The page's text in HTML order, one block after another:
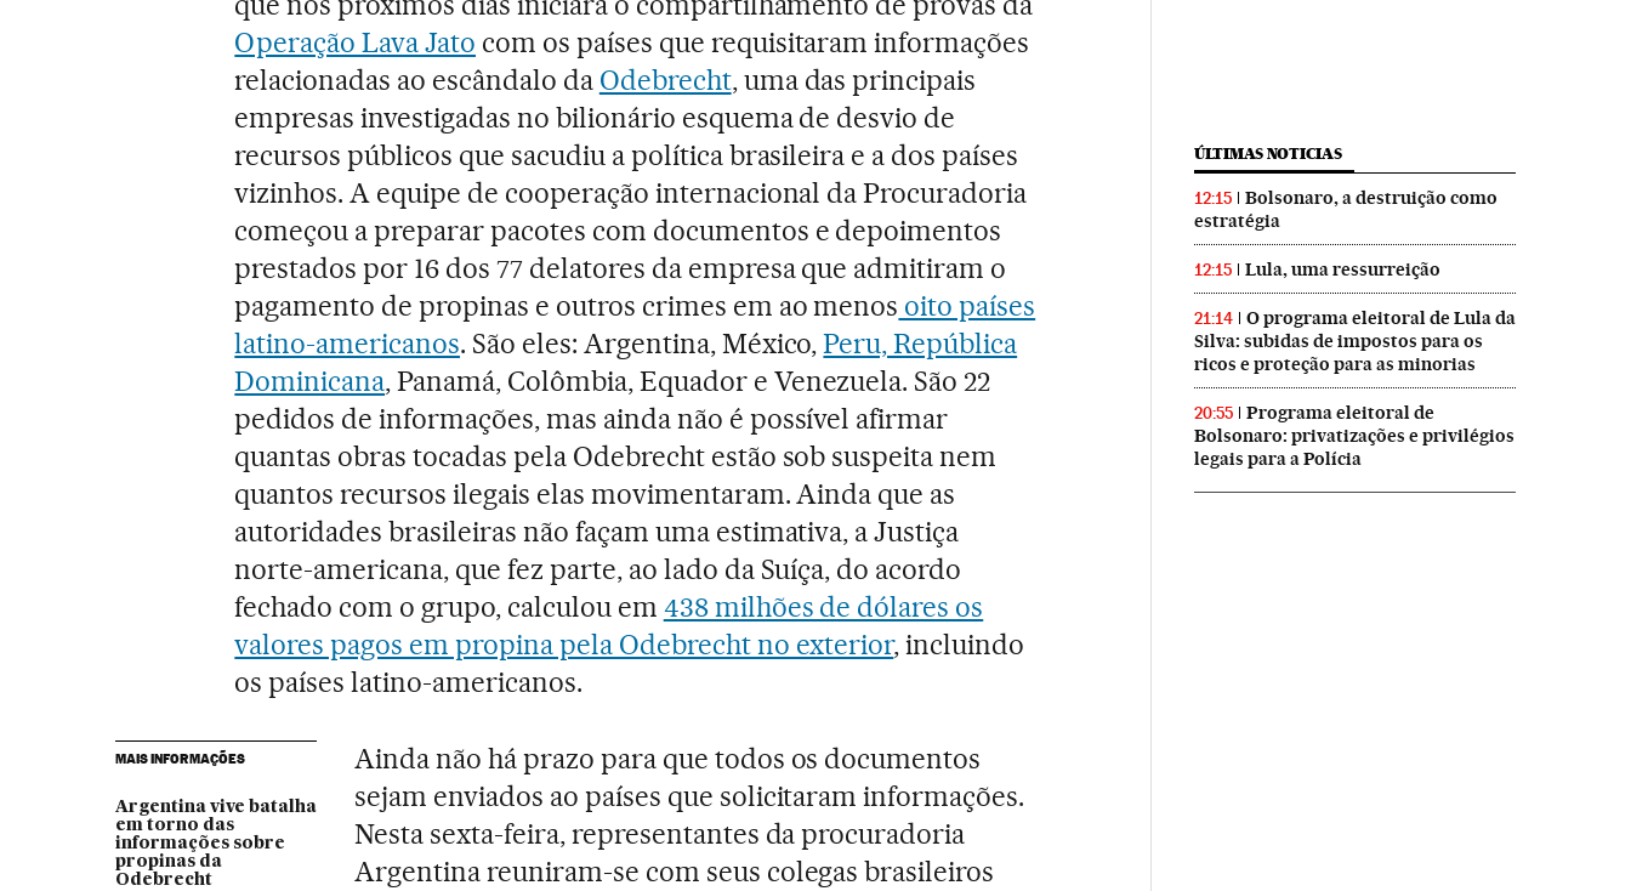
Operação Lava Jato com os países que requisitaram informações
relacionadas ao escândalo da Odebrecht, uma das principais
empresas investigadas no bilionário esquema de desvio de
recursos públicos que sacudiu a política brasileira e a dos países
vizinhos. A equipe de cooperação internacional da Procuradoria
começou a preparar pacotes com documentos e depoimentos
prestados por 16 dos 77 delatores da empresa que admitiram o
pagamento de propinas e outros crimes em ao menos oito países
latino-americanos. São eles: Argentina, México,Peru, República
Dominicana, Panamá, Colômbia, Equador e Venezuela. São 22
pedidos de informações, mas ainda não é possível afirmar
quantas obras tocadas pela Odebrecht estão sob suspeita nem
quantos recursos ilegais elas movimentaram. Ainda que as
autoridades brasileiras não façam uma estimativa, a Justiça
norte-americana, que fez parte, ao lado da Suíça, do acordo
fechado com o grupo, calculou em 438 milhões de dólares os
valores pagos em propina pela Odebrecht no exterior, incluindo
os países latino-americanos.
MAIS INFORMAÇÕES
Argentina vive batalha
em torno das
informações sobre
propinas da
Odebrecht
Ainda não há prazo para que todos os documentos
sejam enviados ao países que solicitaram informações.
Nesta sexta-feira, representantes da procuradoria
Argentina reuniram-se com seus colegas brasileiros
ÚLTIMAS NOTICIAS
12:15
Bolsonaro, a destruição como
estratégia
12:15 Lula, uma ressurreição
21:14
O programa eleitoral de Lula da
Silva: subidas de impostos para os
ricos e proteção para as minorias
20:55
Programa eleitoral de
Bolsonaro: privatizações e privilégios
legais para a Polícia